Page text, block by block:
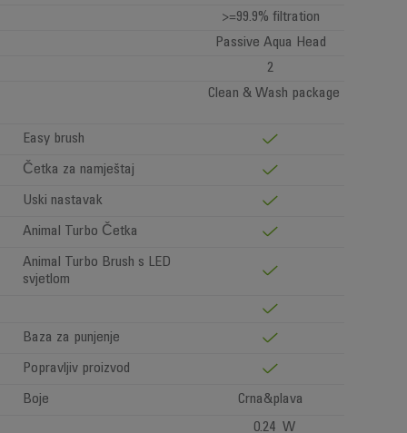
>=99.9% filtration
Passive Aqua Head
2
Clean & Wash package
Easy brush
Četka za namještaj
Uski nastavak
Animal Turbo Četka
Animal Turbo Brush s LED
svjetlom
Baza za punjenje
Popravljiv proizvod
Boje
Crna&plava
0.24 W